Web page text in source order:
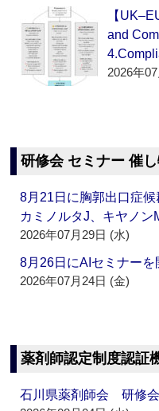
【
and
2026年
研修会 セミナー 催
8月21日に胸郭出口症
カミノルタJ、キヤノン
2026年07月29日 (水)
8月26日にAIセミナー
2026年07月24日 (金)
薬剤師認定制度認証
石川県薬剤師会 研修